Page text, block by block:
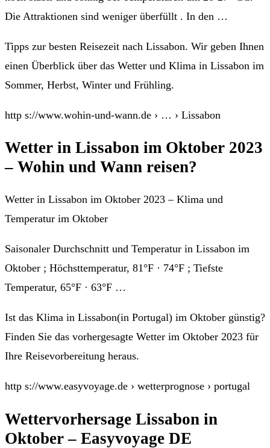
Die Attraktionen sind weniger überfüllt . In den …
Tipps zur besten Reisezeit nach Lissabon. Wir geben Ihnen
einen Überblick über das Wetter und Klima in Lissabon im
Sommer, Herbst, Winter und Frühling.
http s://www.wohin-und-wann.de › … › Lissabon
Wetter in Lissabon im Oktober 2023
– Wohin und Wann reisen?
Wetter in Lissabon im Oktober 2023 – Klima und
Temperatur im Oktober
Saisonaler Durchschnitt und Temperatur in Lissabon im
Oktober ; Höchsttemperatur, 81°F · 74°F ; Tiefste
Temperatur, 65°F · 63°F …
Ist das Klima in Lissabon(in Portugal) im Oktober günstig?
Finden Sie das vorhergesagte Wetter im Oktober 2023 für
Ihre Reisevorbereitung heraus.
http s://www.easyvoyage.de › wetterprognose › portugal
Wettervorhersage Lissabon in
Oktober – Easyvoyage DE